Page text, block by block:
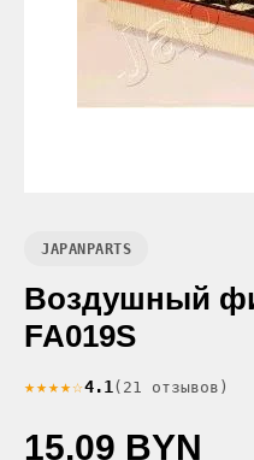
JAPANPARTS
Воздушный
FA019S
★★★★☆4.1 (21 отзывов)
15.09 BYN